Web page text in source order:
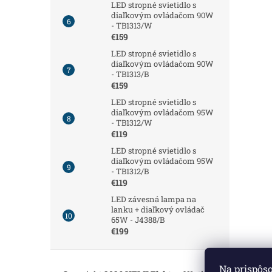
Na
LED stropné svietidlo s
diaľkovým ovládačom 90W
- TB1313/W
€159
LED stropné svietidlo s
diaľkovým ovládačom 90W
- TB1313/B
€159
LED stropné svietidlo s
diaľkovým ovládačom 95W
- TB1312/W
€119
LED stropné svietidlo s
diaľkovým ovládačom 95W
- TB1312/B
€119
LED závesná lampa na
lanku + diaľkový ovládač
65W - J4388/B
€199